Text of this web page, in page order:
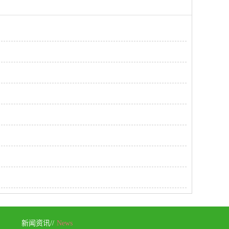
新闻资讯// News